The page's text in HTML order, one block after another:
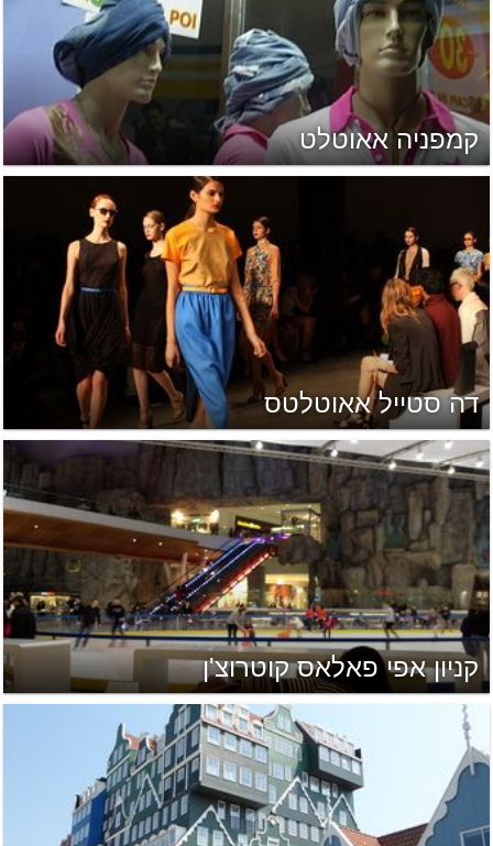
קמפניה אאוטלט
דה סטייל אאוטלטס
קניון אפי פאלאס קוטרוצ'ן